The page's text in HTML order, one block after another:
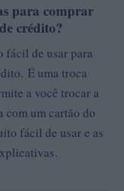
para comprar
crédito?
fácil de usar para
É uma troca
a você trocar a
com um cartão do
fácil de usar e as